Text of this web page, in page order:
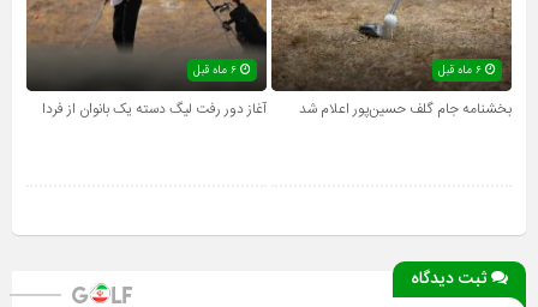
۶ ماه قبل
بخشنامه جام گلف حسین‌پور اعلام شد آغاز دور رفت لیگ دسته یک بانوان از فردا
ثبت دیدگاه